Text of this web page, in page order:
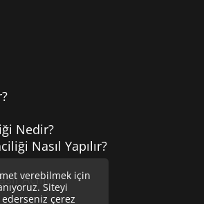
Nedir?
Nasıl Yapılır?
Açılır?
verebilmek için
Siteyi
çerez